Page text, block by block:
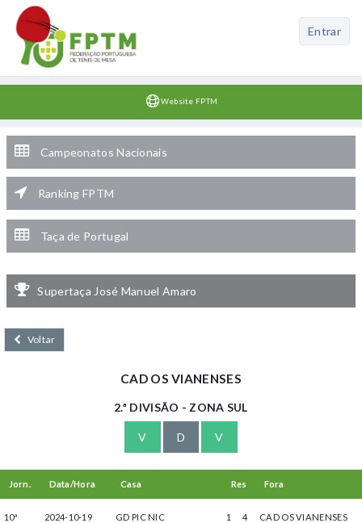
Website FPTM
Entrar
Campeonatos Nacionais
Ranking FPTM
Taça de Portugal
Supertaça José Manuel Amaro
Voltar
CAD OS VIANENSES
2.ª DIVISÃO - ZONA SUL
V D V
Jorn. Data/Hora Casa Res Fora
10ª
2024-10-19
GD PIC NIC 1 4 CAD OS VIANENSES